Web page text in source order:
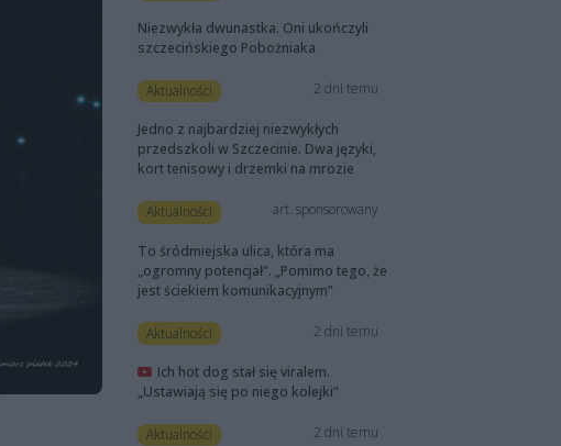
Niezwykła dwunastka. Oni ukończyli
szczecińskiego Pobożniaka
Aktualności 2 dni temu
Jedno z najbardziej niezwykłych
przedszkoli w Szczecinie. Dwa języki,
kort tenisowy i drzemki na mrozie
Aktualności art. sponsorowany
To śródmiejska ulica, która ma
„ogromny potencjał”. „Pomimo tego, że
jest ściekiem komunikacyjnym”
Aktualności 2 dni temu
Ich hot dog stał się viralem.
„Ustawiają się po niego kolejki”
Aktualności 2 dni temu